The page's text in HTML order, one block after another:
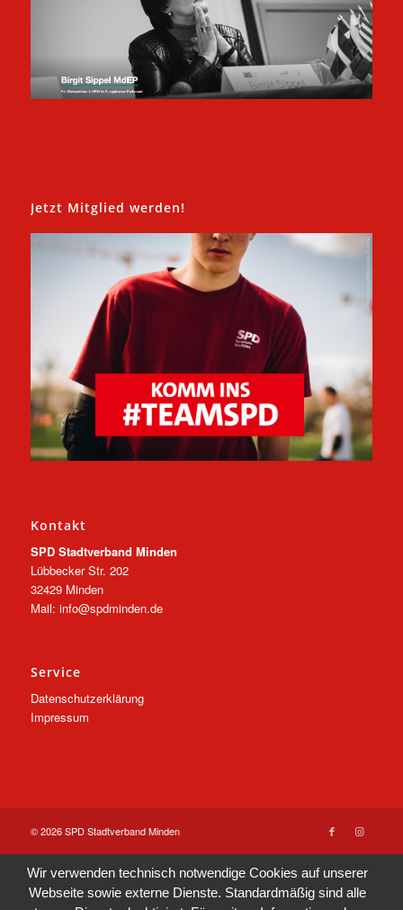
Jetzt Mitglied werden!
Kontakt
SPD Stadtverband Minden
Lübbecker Str. 202
32429 Minden
Mail: info@spdminden.de
Service
Datenschutzerklärung
Impressum
© 2026 SPD Stadtverband Minden
Wir verwenden technisch notwendige Cookies auf unserer
Webseite sowie externe Dienste. Standardmäßig sind alle